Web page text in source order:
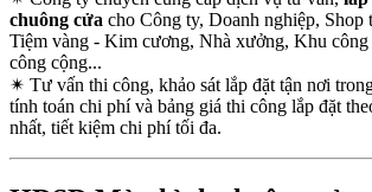
chuông cửa cho Công ty, Doanh nghiệp, Shop
Tiệm vàng - Kim cương, Nhà xưởng, Khu
công cộng...
✴ Tư vấn thi công, khảo sát lắp đặt tận nơi
tính toán chi phí và bảng giá thi công lắp đặt
nhất, tiết kiệm chi phí tối đa.